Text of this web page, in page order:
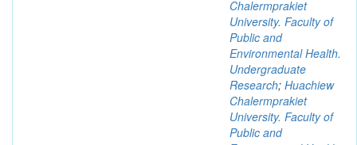
Chalermprakiet
University. Faculty of
Public and
Environmental Health.
Undergraduate
Research; Huachiew
Chalermprakiet
University. Faculty of
Public and